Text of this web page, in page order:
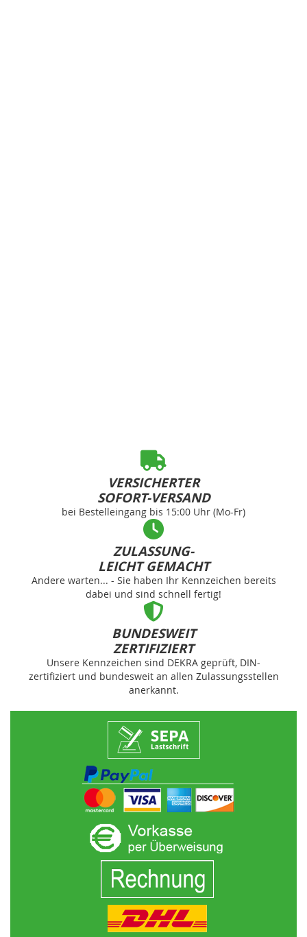
VERSICHERTER
SOFORT-VERSAND
bei Bestelleingang bis 15:00 Uhr (Mo-Fr)
ZULASSUNG-
LEICHT GEMACHT
Andere warten... - Sie haben Ihr Kennzeichen bereits
dabei und sind schnell fertig!
BUNDESWEIT
ZERTIFIZIERT
Unsere Kennzeichen sind DEKRA geprüft, DIN-
zertifiziert und bundesweit an allen Zulassungsstellen
anerkannt.